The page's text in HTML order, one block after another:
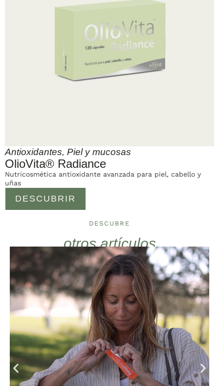
Antioxidantes, Piel y mucosas
OlioVita® Radiance
DESCUBRIR
Nutricosmética antioxidante avanzada para piel, cabello y
uñas
DESCUBRE
otros artículos